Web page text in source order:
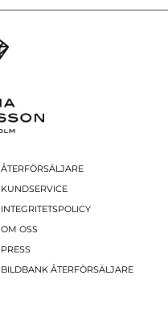
ÅTERFÖRSÄLJARE
KUNDSERVICE
INTEGRITETSPOLICY
OM OSS
PRESS
BILDBANK ÅTERFÖRSÄLJARE